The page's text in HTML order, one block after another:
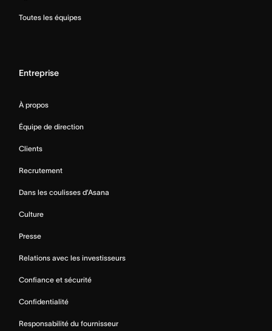
Toutes les équipes
Entreprise
À propos
Équipe de direction
Clients
Recrutement
Dans les coulisses d’Asana
Culture
Presse
Relations avec les investisseurs
Confiance et sécurité
Confidentialité
Responsabilité du fournisseur